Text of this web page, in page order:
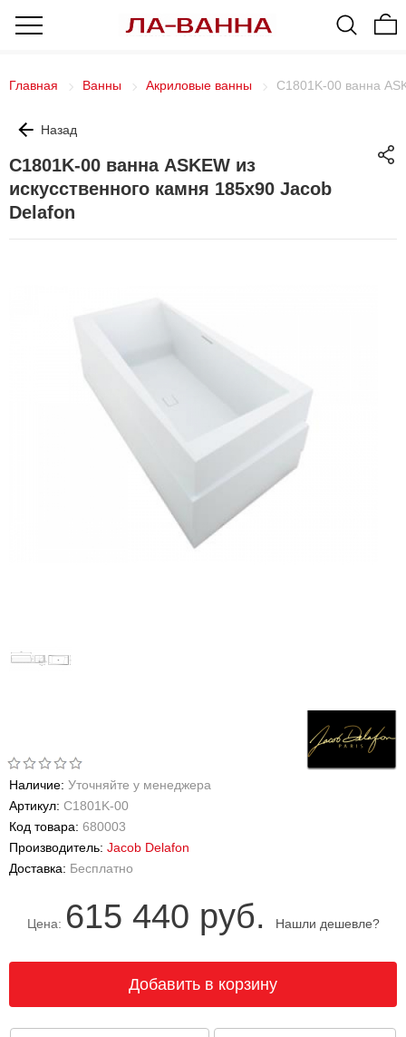
Главная Ванны Акриловые ванны C1801K-00 ванна
Назад
C1801K-00 ванна ASKEW из
искусственного камня 185х90 Jacob
Delafon
Наличие: Уточняйте у менеджера
Артикул: C1801K-00
Код товара: 680003
Производитель: Jacob Delafon
Доставка: Бесплатно
Цена: 615 440 руб. Нашли дешевле?